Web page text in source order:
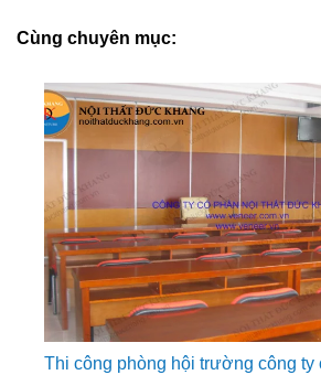
Cùng chuyên mục:
Thi công phòng hội trường công ty